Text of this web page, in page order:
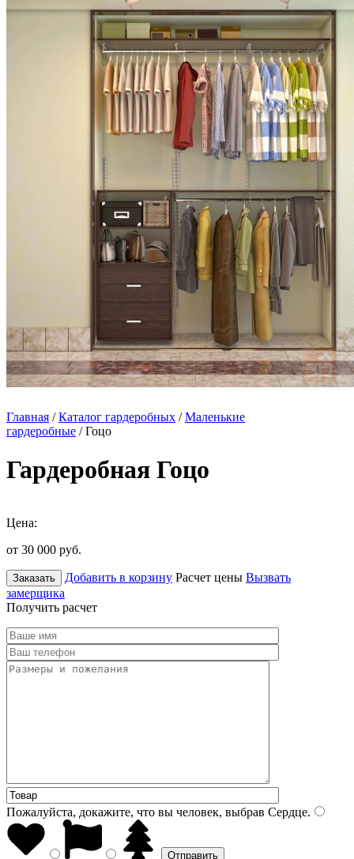
Главная /Каталог гардеробных /Маленькие
гардеробные / Гоцо
Гардеробная Гоцо
Цена:
от 30 000 руб.
Заказать Добавить в корзину Расчет цены Вызвать
замерщика
Получить расчет
Пожалуйста, докажите, что вы человек, выбрав Сердце.